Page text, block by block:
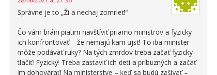
Správne je to „Ži a nechaj zomrieť!“
Čo vám bráni piatim navštíviť priamo ministrov a fyzicky
ich konfrontovať – že nemajú kam ujsť! To iba minister
môže podávať ruky? Na tých zmrdov treba začať fyzicky
tlačiť! Fyzicky! Treba zastaviť ich deti a príbuzných a začať
im dohovárať! Na ministerstve – keď sa budú zašívať –